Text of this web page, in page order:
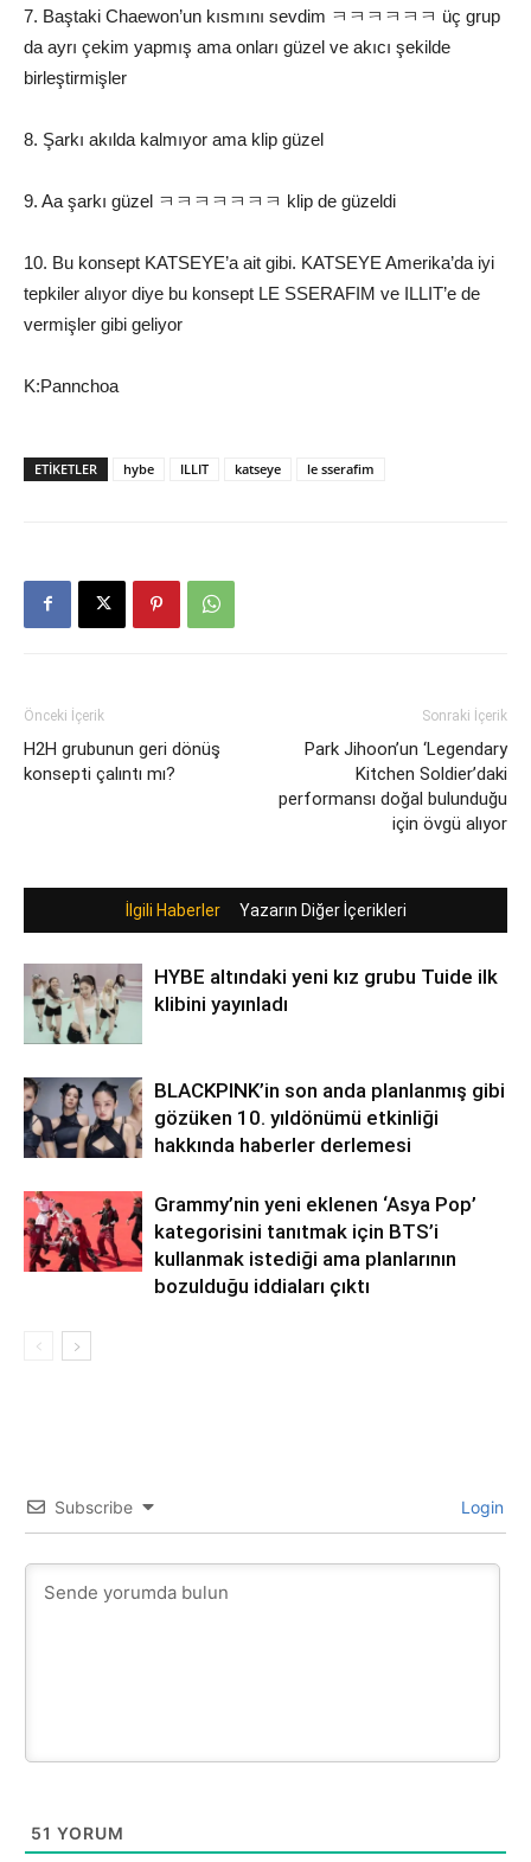
7. Baştaki Chaewon’un kısmını sevdim ㅋㅋㅋㅋㅋㅋ üç grup
da ayrı çekim yapmış ama onları güzel ve akıcı şekilde
birleştirmişler
8. Şarkı akılda kalmıyor ama klip güzel
9. Aa şarkı güzel ㅋㅋㅋㅋㅋㅋㅋ klip de güzeldi
10. Bu konsept KATSEYE’a ait gibi. KATSEYE Amerika’da iyi
tepkiler alıyor diye bu konsept LE SSERAFIM ve ILLIT’e de
vermişler gibi geliyor
K:Pannchoa
ETIKETLER hybe ILLIT katseye le sserafim
Önceki İçerik
H2H grubunun geri dönüş
konsepti çalıntı mı?
Sonraki İçerik
Park Jihoon’un ‘Legendary
Kitchen Soldier’daki
performansı doğal bulunduğu
için övgü alıyor
İlgili Haberler Yazarın Diğer İçerikleri
HYBE altındaki yeni kız grubu Tuide ilk
klibini yayınladı
BLACKPINK’in son anda planlanmış gibi
gözüken 10. yıldönümü etkinliği
hakkında haberler derlemesi
Grammy’nin yeni eklenen ‘Asya Pop’
kategorisini tanıtmak için BTS’i
kullanmak istediği ama planlarının
bozulduğu iddiaları çıktı
Subscribe Login
51 YORUM